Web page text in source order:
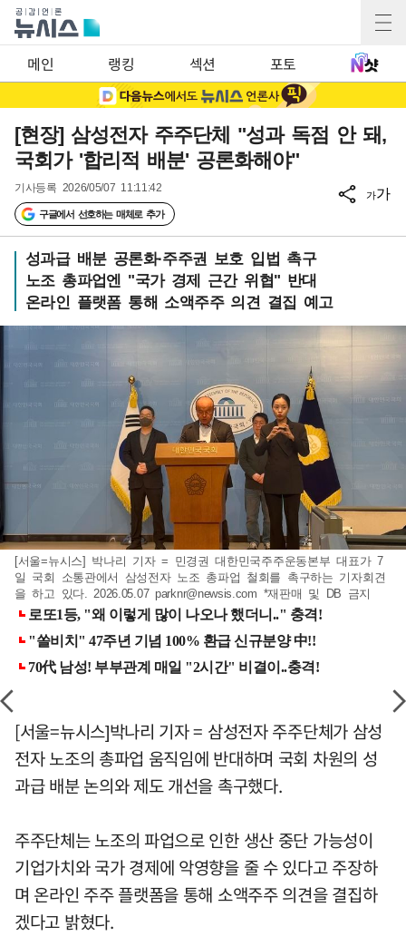
메인 랭킹 섹션 포토
[현장] 삼성전자 주주단체 "성과 독점 안 돼,
국회가 '합리적 배분' 공론화해야"
기사등록 2026/05/07 11:11:42
구글에서 선호하는 매체로 추가
가가
성과급 배분 공론화·주주권 보호 입법 촉구
노조 총파업엔 "국가 경제 근간 위협" 반대
온라인 플랫폼 통해 소액주주 의견 결집 예고
[서울=뉴시스] 박나리 기자 = 민경권 대한민국주주운동본부 대표가 7
일 국회 소통관에서 삼성전자 노조 총파업 철회를 촉구하는 기자회견
을 하고 있다. 2026.05.07 parknr@newsis.com *재판매 및 DB 금지
[서울=뉴시스]박나리 기자 = 삼성전자 주주단체가 삼성
전자 노조의 총파업 움직임에 반대하며 국회 차원의 성
과급 배분 논의와 제도 개선을 촉구했다.
주주단체는 노조의 파업으로 인한 생산 중단 가능성이
기업가치와 국가 경제에 악영향을 줄 수 있다고 주장하
며 온라인 주주 플랫폼을 통해 소액주주 의견을 결집하
겠다고 밝혔다.